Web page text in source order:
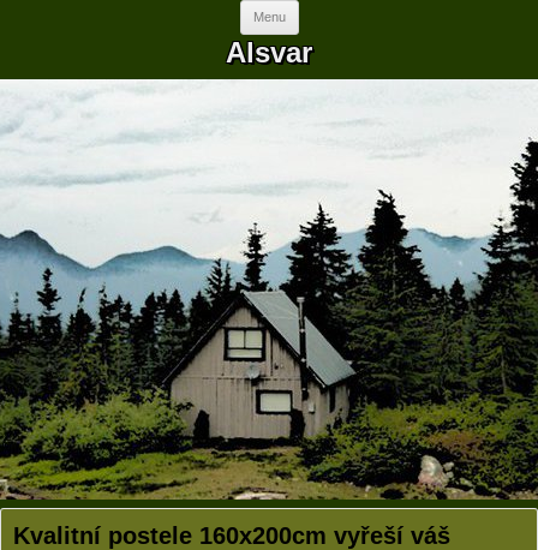
Menu Skip to content
Alsvar
Kvalitní postele 160x200cm vyřeší váš